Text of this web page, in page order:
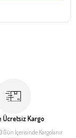
Ücretsiz Kargo
Gün İçerisindeKargolanır